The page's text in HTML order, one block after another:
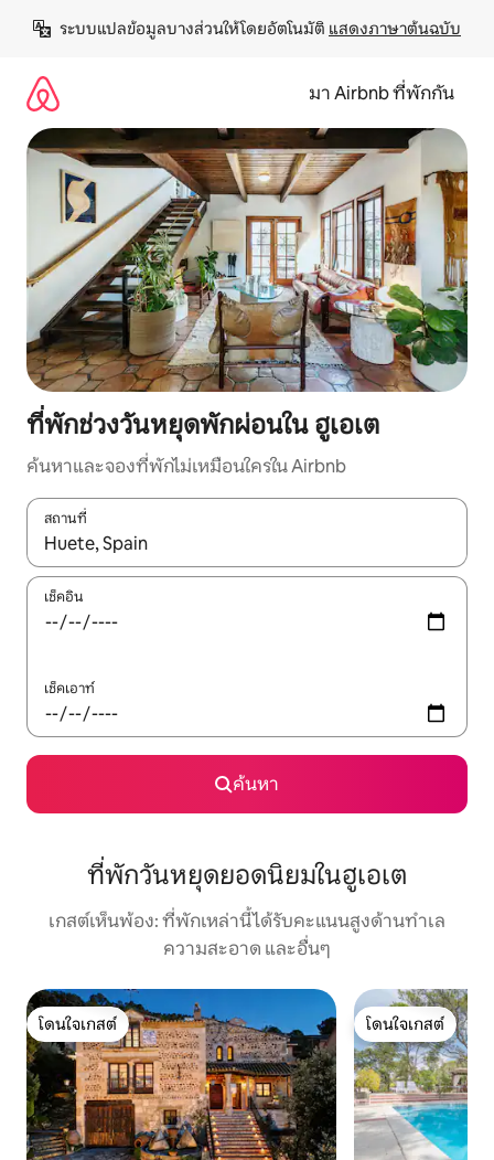
เนื้อหา
ระบบแปลข้อมูลบางส่วนให้โดยอัตโนมัติ แสดงภาษาต้นฉบับ
มา Airbnb ที่พักกัน
ที่พักช่วงวันหยุดพักผ่อนใน ฮูเอเต
ค้นหาและจองที่พักไม่เหมือนใครใน Airbnb
สถานที่
ใช้ลูกศรขึ้นลง หรือใช้การสัมผัสหรือปัด เพื่อสำรวจผลการค้นหา
เช็คอิน
เช็คเอาท์
ค้นหา
ที่พักวันหยุดยอดนิยมในฮูเอเต
เกสต์เห็นพ้อง: ที่พักเหล่านี้ได้รับคะแนนสูงด้านทำเล
ความสะอาด และอื่นๆ
โดนใจเกสต์
โดนใจเกสต์
โดนใจเกสต์
โดนใจเกสต์